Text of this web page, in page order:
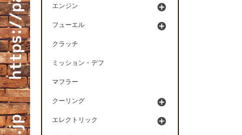
エンジン
フューエル
クラッチ
ミッション・デフ
マフラー
クーリング
エレクトリック